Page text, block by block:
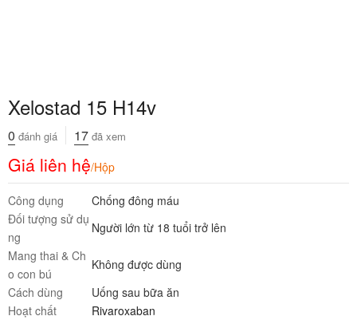
Xelostad 15 H14v
0 đánh giá 17 đã xem
Giá liên hệ/Hộp
Công dụng
Chống đông máu
Đối tượng sử dụ
ng
Người lớn từ 18 tuổi trở lên
Mang thai & Ch
o con bú
Không được dùng
Cách dùng
Uống sau bữa ăn
Hoạt chất
Rivaroxaban